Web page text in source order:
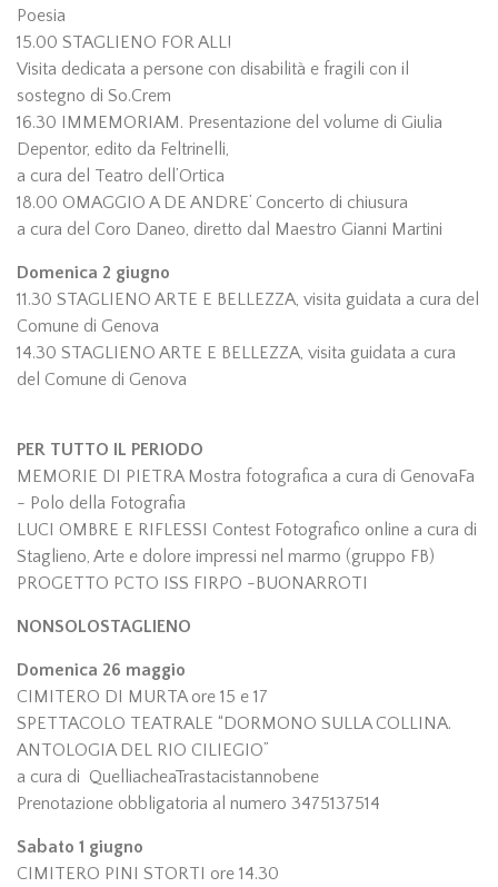
Poesia
15.00 STAGLIENO FOR ALL!
Visita dedicata a persone con disabilità e fragili con il
sostegno di So.Crem
16.30 IMMEMORIAM. Presentazione del volume di Giulia
Depentor, edito da Feltrinelli,
a cura del Teatro dell’Ortica
18.00 OMAGGIO A DE ANDRE’ Concerto di chiusura
a cura del Coro Daneo, diretto dal Maestro Gianni Martini
Domenica 2 giugno
11.30 STAGLIENO ARTE E BELLEZZA, visita guidata a cura del
Comune di Genova
14.30 STAGLIENO ARTE E BELLEZZA, visita guidata a cura
del Comune di Genova
PER TUTTO IL PERIODO
MEMORIE DI PIETRA Mostra fotografica a cura di GenovaFa
- Polo della Fotografia
LUCI OMBRE E RIFLESSI Contest Fotografico online a cura di
Staglieno, Arte e dolore impressi nel marmo (gruppo FB)
PROGETTO PCTO ISS FIRPO -BUONARROTI
NONSOLOSTAGLIENO
Domenica 26 maggio
CIMITERO DI MURTA ore 15 e 17
SPETTACOLO TEATRALE “DORMONO SULLA COLLINA.
ANTOLOGIA DEL RIO CILIEGIO”
a cura di QuelliacheaTrastacistannobene
Prenotazione obbligatoria al numero 3475137514
Sabato 1 giugno
CIMITERO PINI STORTI ore 14.30